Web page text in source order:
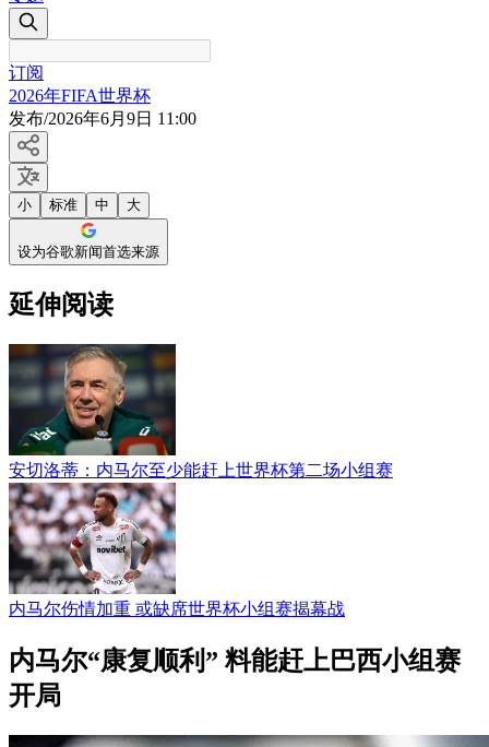
订阅
2026年FIFA世界杯
发布/2026年6月9日 11:00
小 标准 中 大
设为谷歌新闻首选来源
延伸阅读
安切洛蒂：内马尔至少能赶上世界杯第二场小组赛
内马尔伤情加重 或缺席世界杯小组赛揭幕战
内马尔“康复顺利” 料能赶上巴西小组赛
开局